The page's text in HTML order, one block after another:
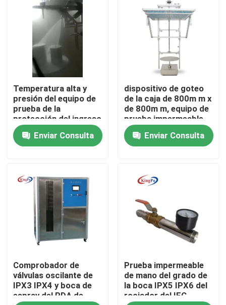
Productos
Sobre nosotros
Control de calidad
Temperatura alta y
presión del equipo de
prueba de la
protección del ingreso
IPX9
Enviar Consulta
dispositivo de goteo
de la caja de 800m m x
de 800m m, equipo de
prueba impermeable
automático
Enviar Consulta
Comprobador de
válvulas oscilante de
IPX3 IPX4 y boca de
espray del PDA de
Prueba impermeable
de mano del grado de
la boca IPX5 IPX6 del
rociador del IEC